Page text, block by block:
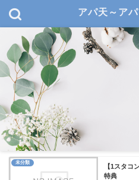
アパ天～ア
未分類
【1スタコ
特典